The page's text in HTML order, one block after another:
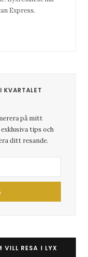
Express.
KVARTALET
på mitt
tips och
ditt resande.
VILL RESA I LYX